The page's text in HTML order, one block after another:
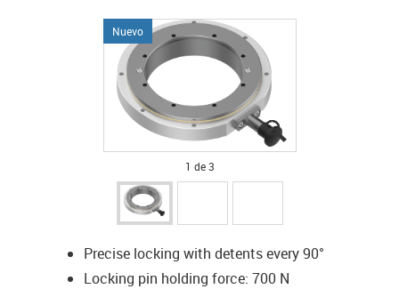
Nuevo
1 de 3
Precise locking with detents every 90°
Locking pin holding force: 700 N